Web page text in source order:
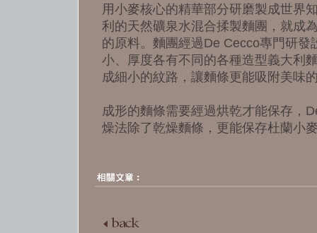
用小麥核心的精華部分研磨製成世界
利的天然礦泉水混合揉製麵團，就成
的原料。麵團經過De Cecco專門研
小、厚度各有不同的各種造型義大利
成細小的紋路，讓麵條更能吸附美味
成形的麵條需要經過烘乾才能保存，
燥法除了乾燥麵條，更能保存杜蘭小